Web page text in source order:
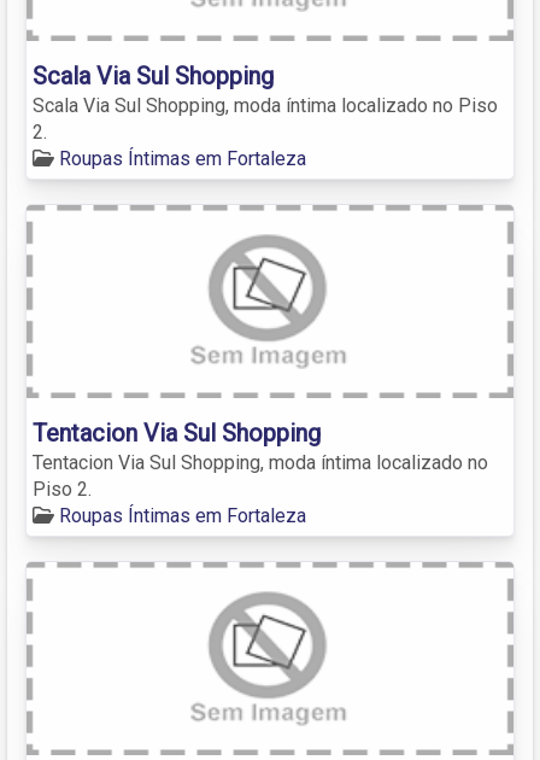
Scala Via Sul Shopping
Scala Via Sul Shopping, moda íntima localizado no Piso
2.
Roupas Íntimas em Fortaleza
Tentacion Via Sul Shopping
Tentacion Via Sul Shopping, moda íntima localizado no
Piso 2.
Roupas Íntimas em Fortaleza